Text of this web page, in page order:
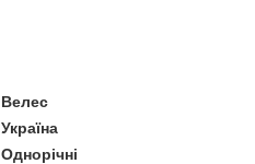
Велес
Україна
Однорічні